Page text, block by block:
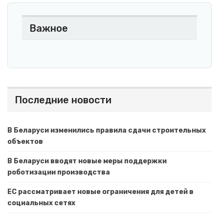
Важное
Последние новости
В Беларуси изменились правила сдачи строительных
объектов
В Беларуси вводят новые меры поддержки
роботизации производства
ЕС рассматривает новые ограничения для детей в
социальных сетях